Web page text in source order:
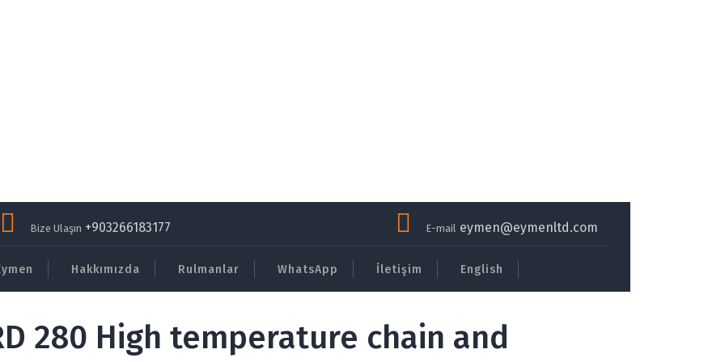
Bize Ulaşın +903266183177 E-mail eymen@eymenltd.com
Hakkımızda Rulmanlar WhatsApp İletişim English
280 High temperature chain and